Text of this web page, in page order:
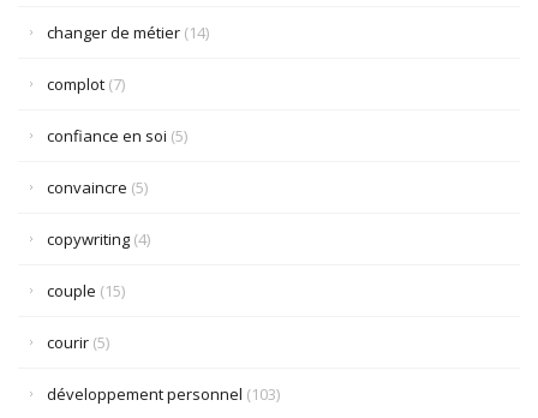
changer de métier (14)
complot (7)
confiance en soi (5)
convaincre (5)
copywriting (4)
couple (15)
courir (5)
développement personnel (103)